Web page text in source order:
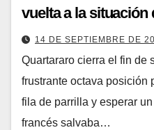
vuelta a la situación
14 DE SEPTIEMBRE DE
Quartararo cierra el fin de
frustrante octava posición
fila de parrilla y esperar
francés salvaba…